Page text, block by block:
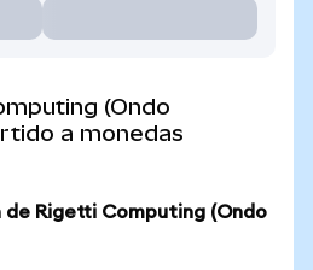
(Ondo
a monedas
de Rigetti Computing (Ondo